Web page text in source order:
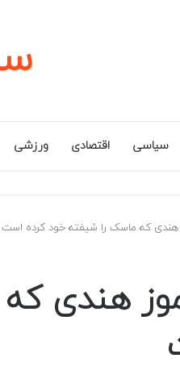
سیاسی اقتصادی ورزشی
هندی که ماسک را شیفته خود کرده است
هندی